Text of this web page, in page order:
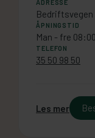
ADRESSE
Bedriftsvegen
ÅPNINGSTID
Man - fre
TELEFON
35 50 98 50
Les mer